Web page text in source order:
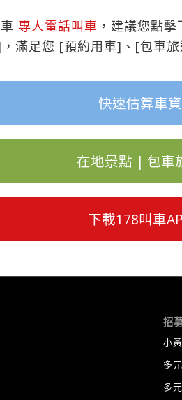
車專人電話叫車 ，建議您點
滿足您 [預約用車]、[包車
快速估算車資
在地景點 | 包車
下載178叫車
招
小
多
多